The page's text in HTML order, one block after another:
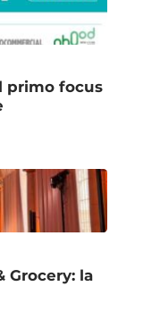
primo focus
Grocery: la